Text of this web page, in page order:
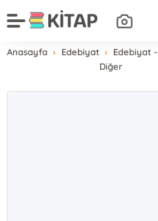
Anasayfa Edebiyat
Edebiyat -
Diğer